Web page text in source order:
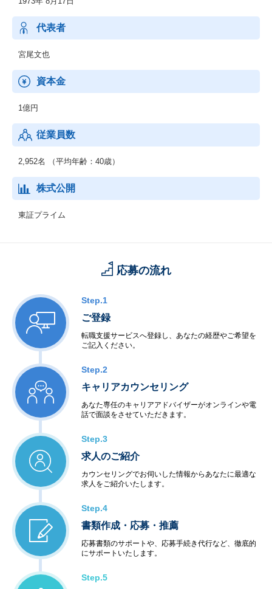
代表者
宮尾文也
資本金
1億円
従業員数
2,952名 （平均年齢：40歳）
株式公開
東証プライム
応募の流れ
Step.1
ご登録
転職支援サービスへ登録し、あなたの経歴やご希望を
ご記入ください。
Step.2
キャリアカウンセリング
あなた専任のキャリアアドバイザーがオンラインや電
話で面談をさせていただきます。
Step.3
求人のご紹介
カウンセリングでお伺いした情報からあなたに最適な
求人をご紹介いたします。
Step.4
書類作成・応募・推薦
応募書類のサポートや、応募手続き代行など、徹底的
にサポートいたします。
Step.5